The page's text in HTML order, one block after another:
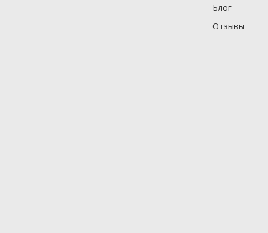
Блог
Отзывы